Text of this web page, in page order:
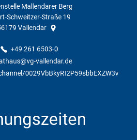
Mallendarer Berg
Schweitzer-Straße 19
Vallendar
+49 261 6503-0
vallendar.de
0029VbBkyRI2P59sbbEXZW3v